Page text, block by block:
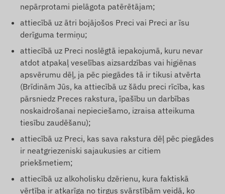
nepārprotami pielāgota patērētājam;
attiecībā uz ātri bojājošos Preci vai Preci ar īsu
derīguma termiņu;
attiecībā uz Preci noslēgtā iepakojumā, kuru nevar
atdot atpakaļ veselības aizsardzības vai higiēnas
apsvērumu dēļ, ja pēc piegādes tā ir tikusi atvērta
(Brīdinām Jūs, ka attiecībā uz šādu preci rīcība, kas
pārsniedz Preces rakstura, īpašību un darbības
noskaidrošanai nepieciešamo, izraisa atteikuma
tiesību zaudēšanu);
attiecībā uz Preci, kas sava rakstura dēļ pēc piegādes
ir neatgriezeniski sajaukusies ar citiem
priekšmetiem;
attiecībā uz alkoholisku dzērienu, kura faktiskā
vērtība ir atkarīga no tirgus svārstībām veidā, ko